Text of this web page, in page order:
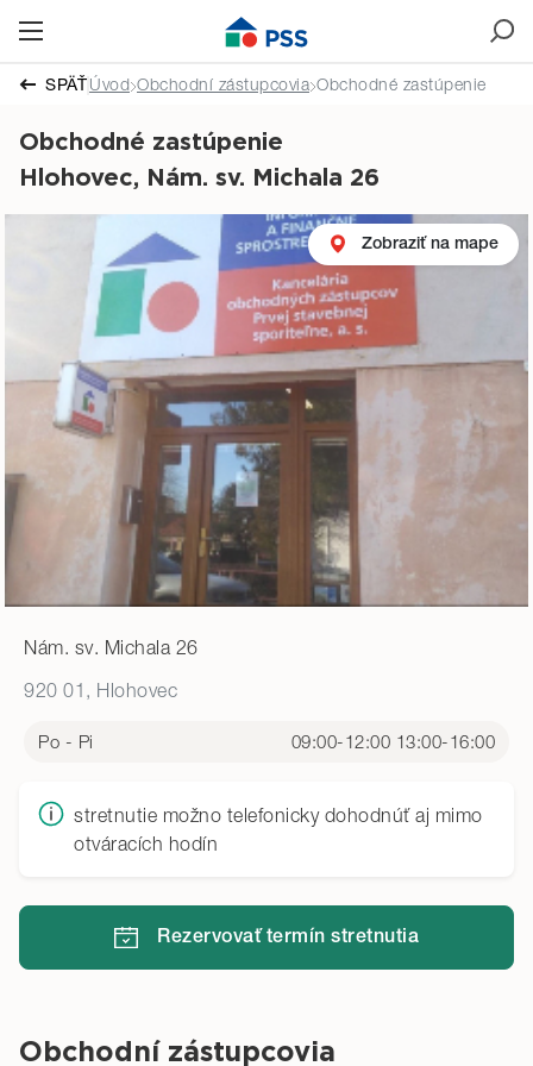
SPÄŤÚvod Obchodní zástupcovia Obchodné zastúpenie
Obchodné zastúpenie
Hlohovec, Nám. sv. Michala 26
Zobraziť na mape
Nám. sv. Michala 26
920 01, Hlohovec
Po - Pi 09:00-12:00 13:00-16:00
stretnutie možno telefonicky dohodnúť aj mimo
otváracích hodín
Rezervovať termín stretnutia
Obchodní zástupcovia